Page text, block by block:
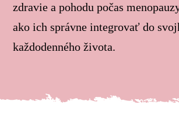
zdravie a pohodu počas
ako ich správne integrovať do
každodenného života.